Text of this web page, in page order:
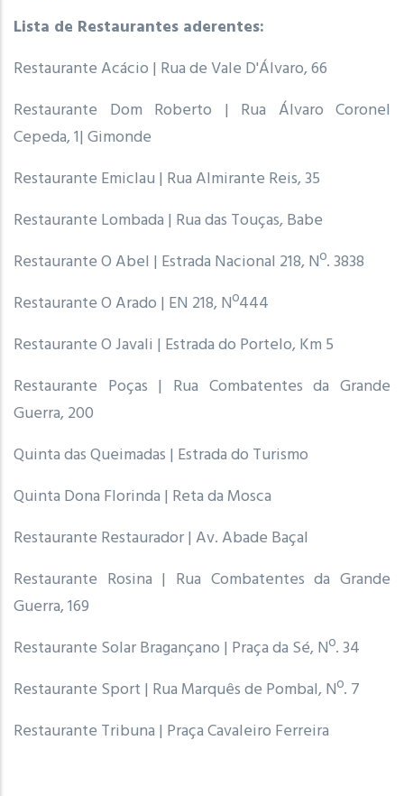
Lista de Restaurantes aderentes:
Restaurante Acácio | Rua de Vale D'Álvaro, 66
Restaurante Dom Roberto | Rua Álvaro Coronel
Cepeda, 1| Gimonde
Restaurante Emiclau | Rua Almirante Reis, 35
Restaurante Lombada | Rua das Touças, Babe
Restaurante O Abel | Estrada Nacional 218, Nº. 3838
Restaurante O Arado | EN 218, Nº444
Restaurante O Javali | Estrada do Portelo, Km 5
Restaurante Poças | Rua Combatentes da Grande
Guerra, 200
Quinta das Queimadas | Estrada do Turismo
Quinta Dona Florinda | Reta da Mosca
Restaurante Restaurador | Av. Abade Baçal
Restaurante Rosina | Rua Combatentes da Grande
Guerra, 169
Restaurante Solar Bragançano | Praça da Sé, Nº. 34
Restaurante Sport | Rua Marquês de Pombal, Nº. 7
Restaurante Tribuna | Praça Cavaleiro Ferreira